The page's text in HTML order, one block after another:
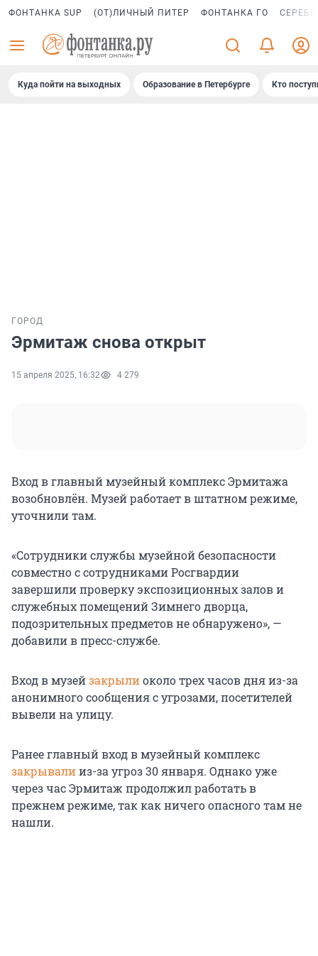
ФОНТАНКА SUP (ОТ)ЛИЧНЫЙ ПИТЕР ФОНТАНКА ГО
Куда пойти на выходных Образование в Петербурге Кто
ГОРОД
Эрмитаж снова открыт
15 апреля 2025, 16:32 4 279
Вход в главный музейный комплекс Эрмитажа
возобновлён. Музей работает в штатном режиме,
уточнили там.
«Сотрудники службы музейной безопасности
совместно с сотрудниками Росгвардии
завершили проверку экспозиционных залов и
служебных помещений Зимнего дворца,
подозрительных предметов не обнаружено», —
добавили в пресс-службе.
Вход в музейзакрылиоколо трех часов дня из-за
анонимного сообщения с угрозами, посетителей
вывели на улицу.
Ранее главный вход в музейный комплекс
закрывалииз-за угроз 30 января. Однако уже
через час Эрмитаж продолжил работать в
прежнем режиме, так как ничего опасного там не
нашли.